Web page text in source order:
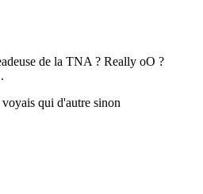
de la TNA ? Really oO ?
qui d'autre sinon